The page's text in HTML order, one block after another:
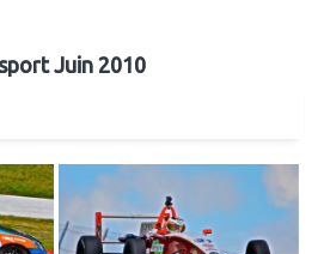
Juin 2010